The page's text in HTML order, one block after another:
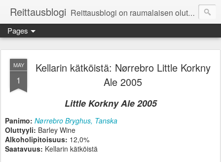
Reittausblogi Reittausblogi on raumalaisen olutharrastajan blogi. Reittaus (rating) tarkoittaa asioiden arvioimista. Reittausblogissa paneudutaan panemisen lopputuotteisiin eli arvioidaan oluita, puolueettomasti.
Pages
MAY
1
Kellarin kätköistä: Nørrebro Little Korkny
Ale 2005
Little Korkny Ale 2005
Panimo: Nørrebro Bryghus, Tanska
Oluttyyli: Barley Wine
Alkoholipitoisuus: 12,0%
Saatavuus: Kellarin kätköistä